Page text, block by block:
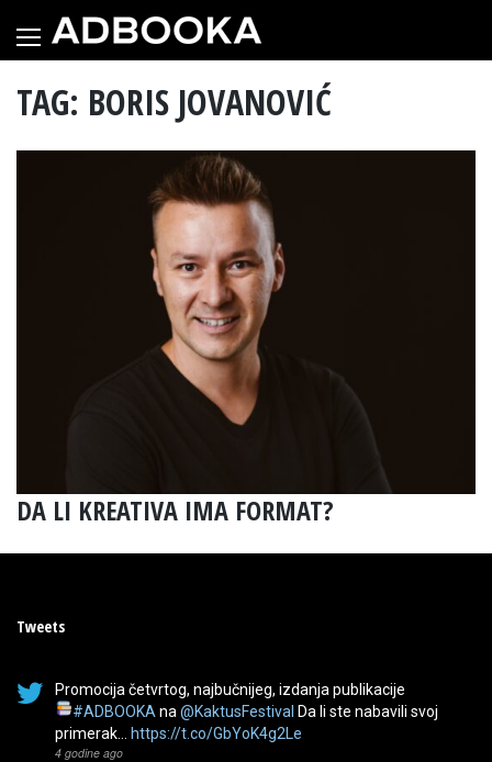
content
TAG: BORIS JOVANOVIĆ
DA LI KREATIVA IMA FORMAT?
Tweets
Promocija četvrtog, najbučnijeg, izdanja publikacije
#ADBOOKA na @KaktusFestival Da li ste nabavili svoj
primerak…
https://t.co/GbYoK4g2Le
4 godine ago